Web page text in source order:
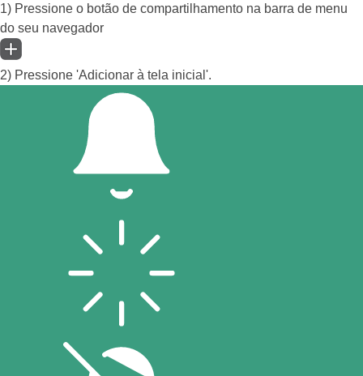
1) Pressione o botão de compartilhamento na barra de menu
do seu navegador
2) Pressione 'Adicionar à tela inicial'.